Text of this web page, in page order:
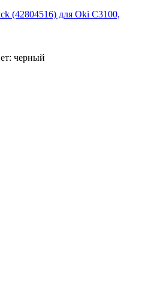
(42804516) для Oki С3100,
черный